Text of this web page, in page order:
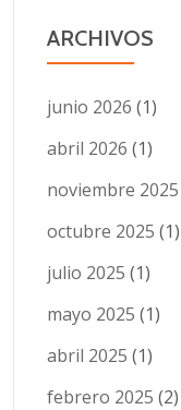
ARCHIVOS
junio 2026 (1)
abril 2026 (1)
noviembre 2025
octubre 2025 (1)
julio 2025 (1)
mayo 2025 (1)
abril 2025 (1)
febrero 2025 (2)